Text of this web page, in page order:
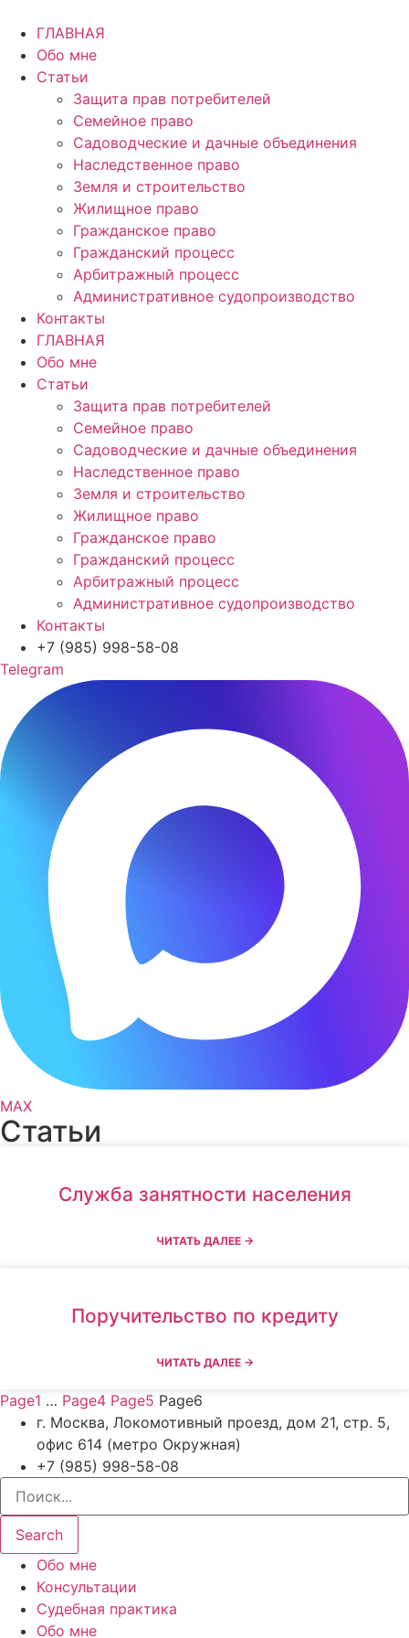
содержимому
ГЛАВНАЯ
Обо мне
Статьи
Защита прав потребителей
Семейное право
Садоводческие и дачные объединения
Наследственное право
Земля и строительство
Жилищное право
Гражданское право
Гражданский процесс
Арбитражный процесс
Административное судопроизводство
Контакты
ГЛАВНАЯ
Обо мне
Статьи
Защита прав потребителей
Семейное право
Садоводческие и дачные объединения
Наследственное право
Земля и строительство
Жилищное право
Гражданское право
Гражданский процесс
Арбитражный процесс
Административное судопроизводство
Контакты
+7 (985) 998-58-08
Telegram
MAX
Статьи
Служба занятности населения
ЧИТАТЬ ДАЛЕЕ →
Поручительство по кредиту
ЧИТАТЬ ДАЛЕЕ →
Page1 … Page4 Page5 Page6
г. Москва, Локомотивный проезд, дом 21, стр. 5,
офис 614 (метро Окружная)
+7 (985) 998-58-08
Search
Обо мне
Консультации
Судебная практика
Обо мне